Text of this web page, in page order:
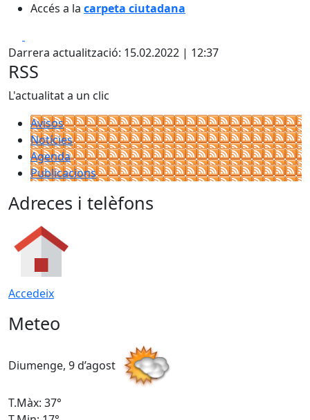
Accés a la carpeta ciutadana
Darrera actualització: 15.02.2022 | 12:37
RSS
L'actualitat a un clic
Avisos
Notícies
Agenda
Publicacions
Adreces i telèfons
Accedeix
Meteo
Diumenge, 9 d’agost
T.Màx: 37°